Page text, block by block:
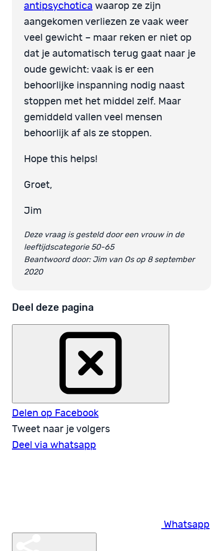
antipsychotica waarop ze zijn
aangekomen verliezen ze vaak weer
veel gewicht – maar reken er niet op
dat je automatisch terug gaat naar je
oude gewicht: vaak is er een
behoorlijke inspanning nodig naast
stoppen met het middel zelf. Maar
gemiddeld vallen veel mensen
behoorlijk af als ze stoppen.
Hope this helps!
Groet,
Jim
Deze vraag is gesteld door een vrouw in de
leeftijdscategorie 50-65
Beantwoord door: Jim van Os op 8 september
2020
Deel deze pagina
Delen op Facebook
Tweet naar je volgers
Deel via whatsapp
Whatsapp